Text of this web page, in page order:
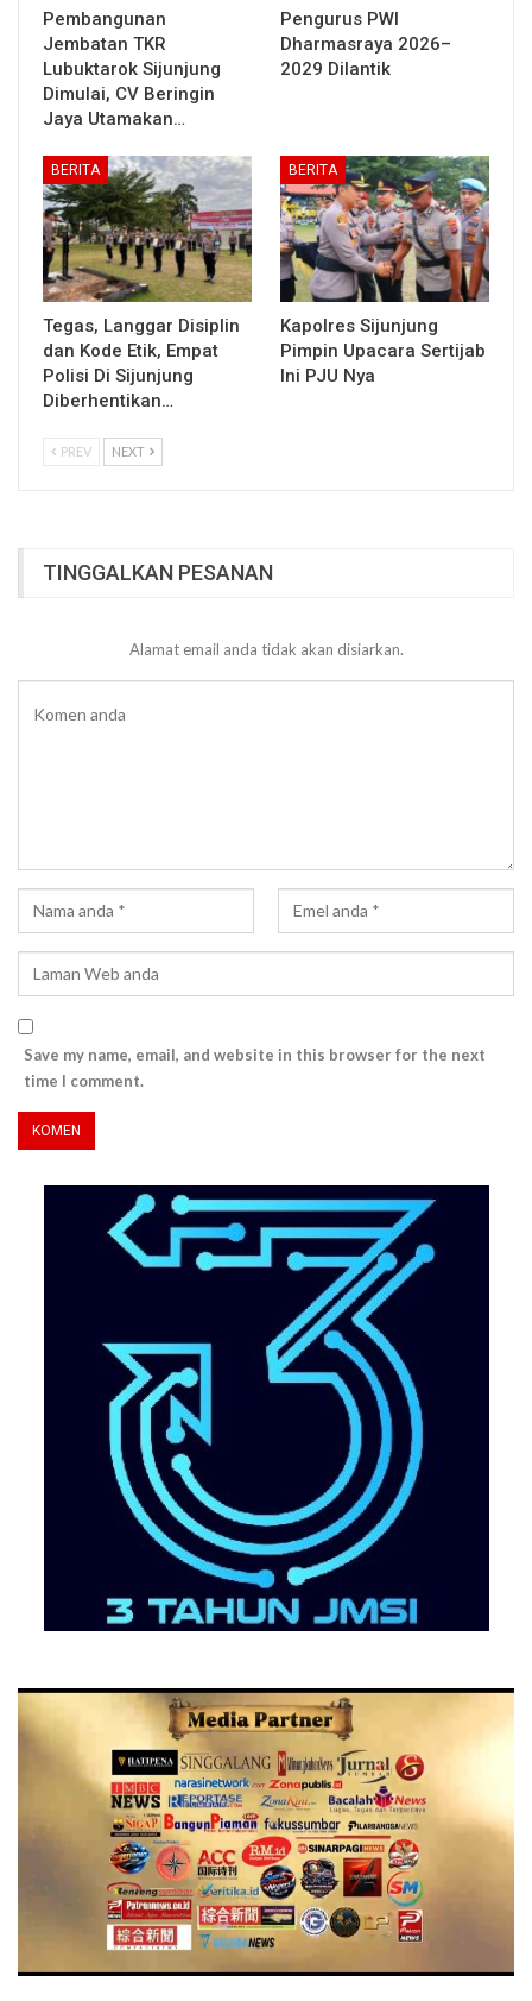
Pembangunan
Jembatan TKR
Lubuktarok Sijunjung
Dimulai, CV Beringin
Jaya Utamakan…
Pengurus PWI
Dharmasraya 2026–
2029 Dilantik
BERITA
Tegas, Langgar Disiplin
dan Kode Etik, Empat
Polisi Di Sijunjung
Diberhentikan…
BERITA
Kapolres Sijunjung
Pimpin Upacara Sertijab
Ini PJU Nya
PREV NEXT
TINGGALKAN PESANAN
Alamat email anda tidak akan disiarkan.
Save my name, email, and website in this browser for the next
time I comment.